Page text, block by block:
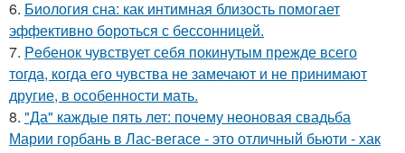
6. Биология сна: как интимная близость помогает
эффективно бороться с бессонницей.
7. Peбенок чувствует себя покинутым прежде всего
тогда, когда его чувства не замечают и не принимают
другие, в особенности мать.
8. "Да" каждые пять лет: почему неоновая свадьба
Марии горбань в Лас-вегасе - это отличный бьюти - хак